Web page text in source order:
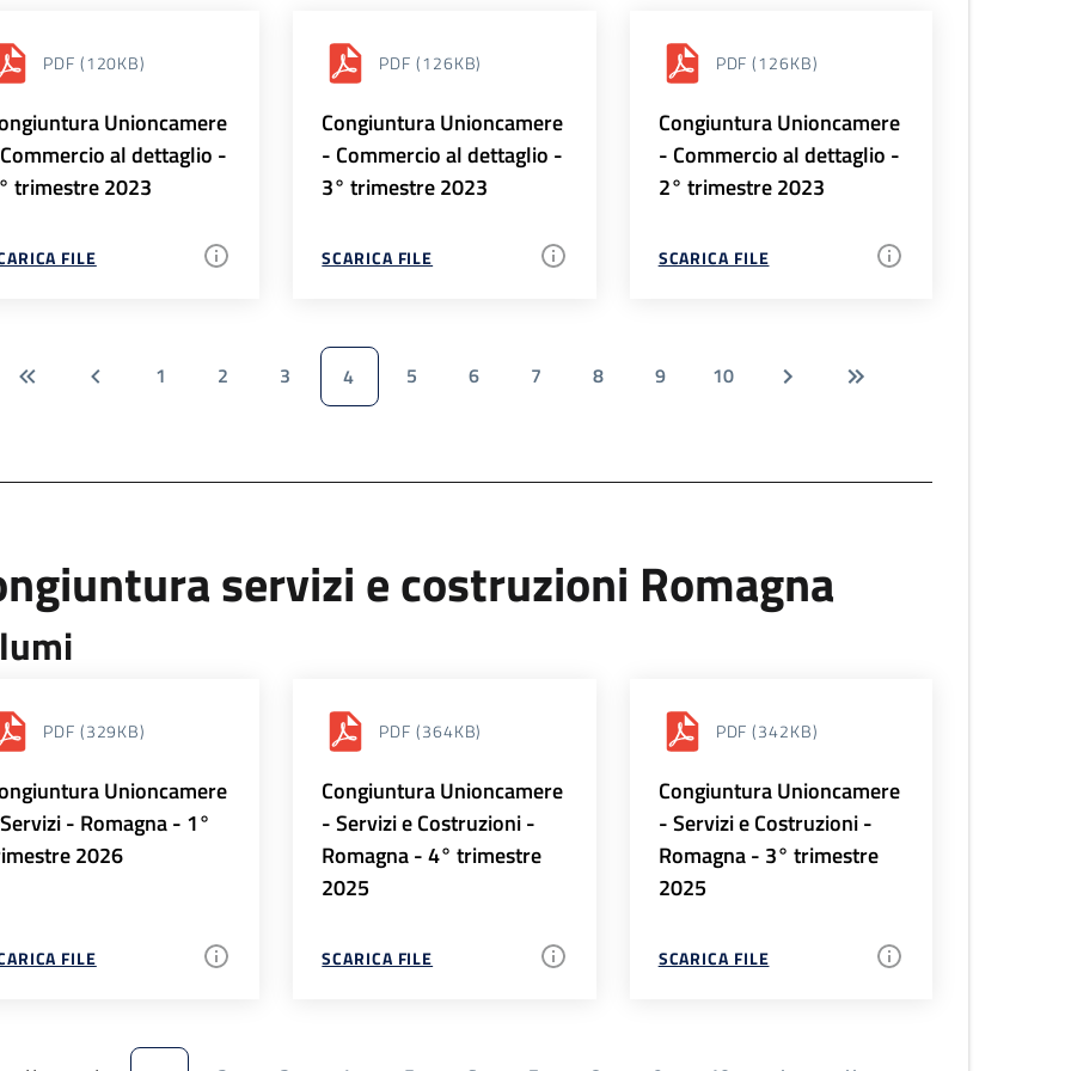
PDF (120KB)
Unioncamere
al dettaglio -
trimestre 2023
FILE
PDF (126KB)
Congiuntura Unioncamere
- Commercio al dettaglio -
3° trimestre 2023
SCARICA FILE
PDF (126KB)
Congiuntura Unioncamere
- Commercio al dettaglio -
2° trimestre 2023
SCARICA FILE
1 2 3 4 5 6 7 8 9 10
servizi e costruzioni Romagna
PDF (329KB)
Unioncamere
- Romagna - 1°
2026
FILE
PDF (364KB)
Congiuntura Unioncamere
- Servizi e Costruzioni -
Romagna - 4° trimestre
2025
SCARICA FILE
PDF (342KB)
Congiuntura Unioncamere
- Servizi e Costruzioni -
Romagna - 3° trimestre
2025
SCARICA FILE